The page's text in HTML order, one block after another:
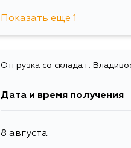
Показать еще 1
Отгрузка со склада г.
Дата и время получения
8 августа